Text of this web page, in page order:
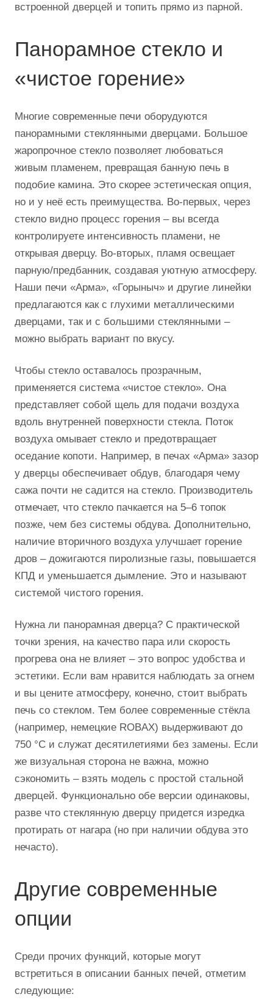
встроенной дверцей и топить прямо из парной.
Панорамное стекло и
«чистое горение»
Многие современные печи оборудуются
панорамными стеклянными дверцами. Большое
жаропрочное стекло позволяет любоваться
живым пламенем, превращая банную печь в
подобие камина. Это скорее эстетическая опция,
но и у неё есть преимущества. Во-первых, через
стекло видно процесс горения – вы всегда
контролируете интенсивность пламени, не
открывая дверцу. Во-вторых, пламя освещает
парную/предбанник, создавая уютную атмосферу.
Наши печи «Арма», «Горыныч» и другие линейки
предлагаются как с глухими металлическими
дверцами, так и с большими стеклянными –
можно выбрать вариант по вкусу.
Чтобы стекло оставалось прозрачным,
применяется система «чистое стекло». Она
представляет собой щель для подачи воздуха
вдоль внутренней поверхности стекла. Поток
воздуха омывает стекло и предотвращает
оседание копоти. Например, в печах «Арма» зазор
у дверцы обеспечивает обдув, благодаря чему
сажа почти не садится на стекло. Производитель
отмечает, что стекло пачкается на 5–6 топок
позже, чем без системы обдува. Дополнительно,
наличие вторичного воздуха улучшает горение
дров – дожигаются пиролизные газы, повышается
КПД и уменьшается дымление. Это и называют
системой чистого горения.
Нужна ли панорамная дверца? С практической
точки зрения, на качество пара или скорость
прогрева она не влияет – это вопрос удобства и
эстетики. Если вам нравится наблюдать за огнем
и вы цените атмосферу, конечно, стоит выбрать
печь со стеклом. Тем более современные стёкла
(например, немецкие ROBAX) выдерживают до
750 °C и служат десятилетиями без замены. Если
же визуальная сторона не важна, можно
сэкономить – взять модель с простой стальной
дверцей. Функционально обе версии одинаковы,
разве что стеклянную дверцу придется изредка
протирать от нагара (но при наличии обдува это
нечасто).
Другие современные
опции
Среди прочих функций, которые могут
встретиться в описании банных печей, отметим
следующие: